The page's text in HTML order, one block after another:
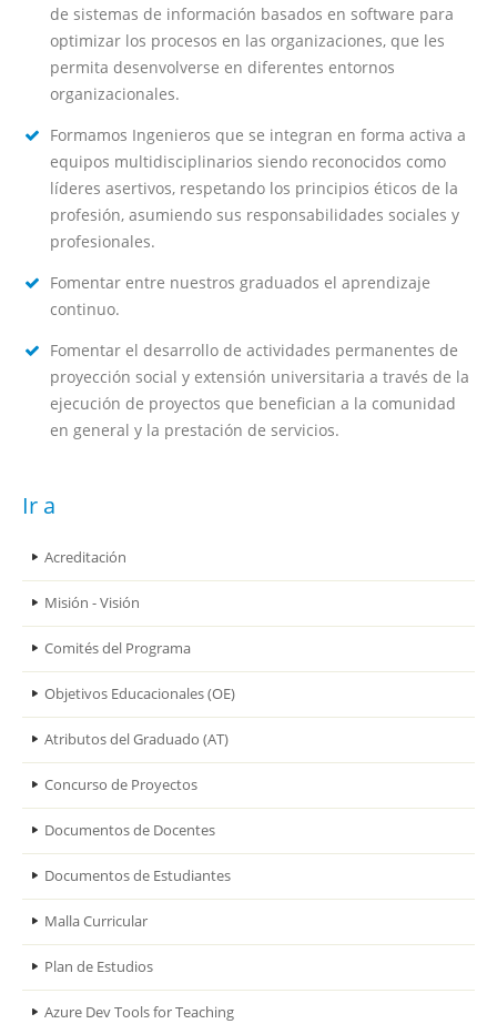
de sistemas de información basados en software para
optimizar los procesos en las organizaciones, que les
permita desenvolverse en diferentes entornos
organizacionales.
Formamos Ingenieros que se integran en forma activa a
equipos multidisciplinarios siendo reconocidos como
líderes asertivos, respetando los principios éticos de la
profesión, asumiendo sus responsabilidades sociales y
profesionales.
Fomentar entre nuestros graduados el aprendizaje
continuo.
Fomentar el desarrollo de actividades permanentes de
proyección social y extensión universitaria a través de la
ejecución de proyectos que benefician a la comunidad
en general y la prestación de servicios.
Ir a
Acreditación
Misión - Visión
Comités del Programa
Objetivos Educacionales (OE)
Atributos del Graduado (AT)
Concurso de Proyectos
Documentos de Docentes
Documentos de Estudiantes
Malla Curricular
Plan de Estudios
Azure Dev Tools for Teaching